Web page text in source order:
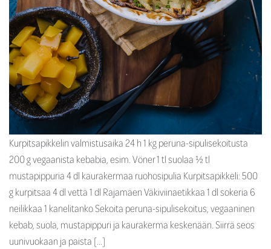
Kurpitsapikkelin valmistusaika 24 h 1 kg peruna-sipulisekoitusta
200 g vegaanista kebabia, esim. Vöner 1 tl suolaa ½ tl
mustapippuria 4 dl kaurakermaa ruohosipulia Kurpitsapikkeli: 500
g kurpitsaa 4 dl vettä 1 dl Rajamäen Väkiviinaetikkaa 1 dl sokeria 6
neilikkaa 1 kanelitanko Sekoita peruna-sipulisekoitus, vegaaninen
kebab, suola, mustapippuri ja kaurakerma keskenään. Siirrä seos
uunivuokaan ja paista […]